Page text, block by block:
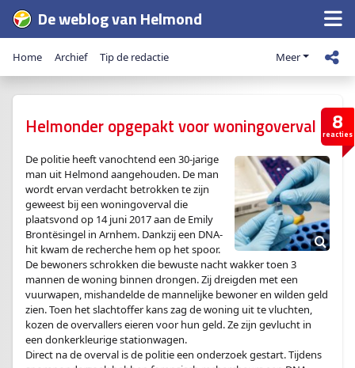
De weblog van Helmond
Home Archief Tip de redactie Meer
8
reacties
Helmonder opgepakt voor woningoverval
De politie heeft vanochtend een 30-jarige
man uit Helmond aangehouden. De man
wordt ervan verdacht betrokken te zijn
geweest bij een woningoverval die
plaatsvond op 14 juni 2017 aan de Emily
Brontësingel in Arnhem. Dankzij een DNA-
hit kwam de recherche hem op het spoor.
De bewoners schrokken die bewuste nacht wakker toen 3
mannen de woning binnen drongen. Zij dreigden met een
vuurwapen, mishandelde de mannelijke bewoner en wilden geld
zien. Toen het slachtoffer kans zag de woning uit te vluchten,
kozen de overvallers eieren voor hun geld. Ze zijn gevlucht in
een donkerkleurige stationwagen.
Direct na de overval is de politie een onderzoek gestart. Tijdens